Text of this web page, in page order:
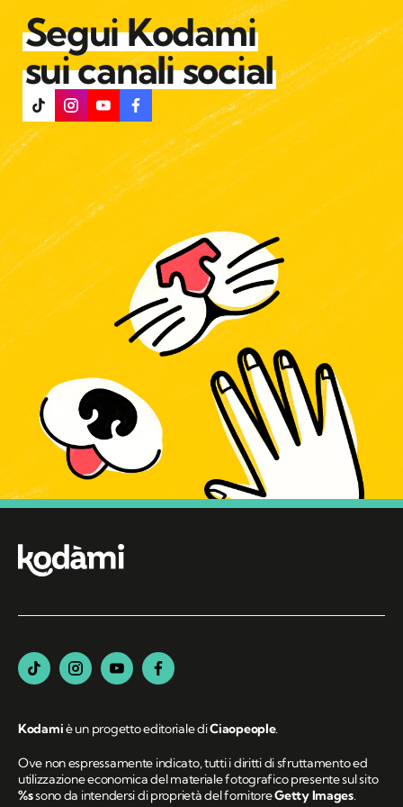
Segui Kodami
sui canali social
Kodamiè un progetto editoriale diCiaopeople.
Ove non espressamente indicato, tutti i diritti di sfruttamento ed
utilizzazione economica del materiale fotografico presente sul sito
%ssono da intendersi di proprietà del fornitoreGetty Images.